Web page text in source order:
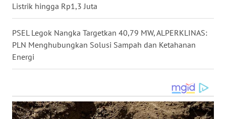
Listrik hingga Rp1,3 Juta
PSEL Legok Nangka Targetkan 40,79 MW, ALPERKLINAS:
PLN Menghubungkan Solusi Sampah dan Ketahanan
Energi
WN
MALUT
WN
DAIRI
TOBA